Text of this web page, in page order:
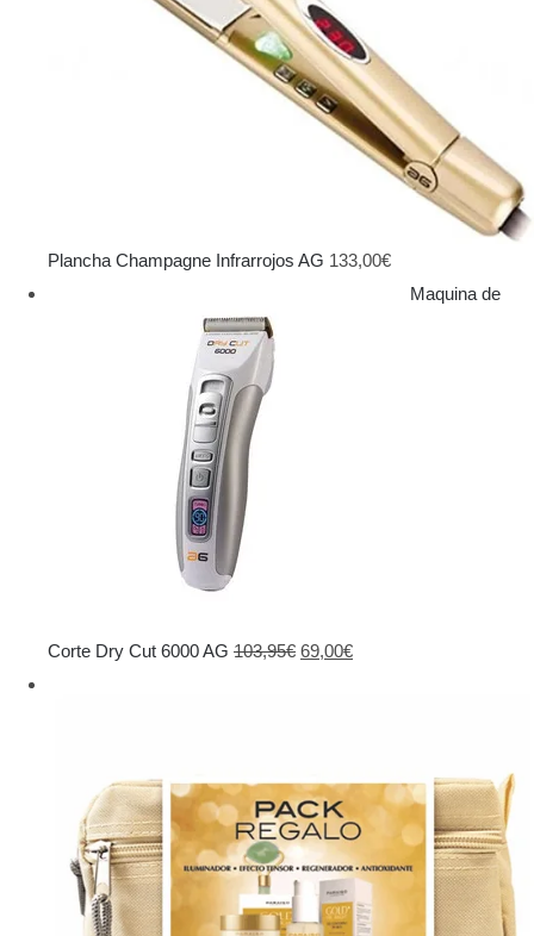
Plancha Champagne Infrarrojos AG 133,00€
Maquina de
Corte Dry Cut 6000 AG 103,95€ El
103,95€.
69,00€El
69,00€.